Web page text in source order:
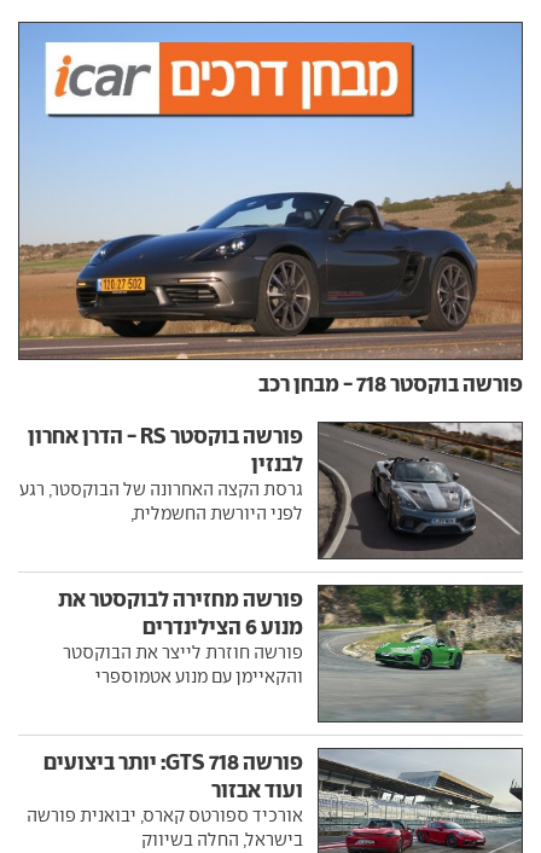
פורשה בוקסטר 718 - מבחן רכב
פורשה בוקסטר RS - הדרן אחרון
לבנזין
גרסת הקצה האחרונה של הבוקסטר, רגע
לפני היורשת החשמלית,
פורשה מחזירה לבוקסטר את
מנוע 6 הצילינדרים
פורשה חוזרת לייצר את הבוקסטר
והקאיימן עם מנוע אטמוספרי
פורשה 718 GTS: יותר ביצועים
ועוד אבזור
אורכיד ספורטס קארס, יבואנית פורשה
בישראל, החלה בשיווק